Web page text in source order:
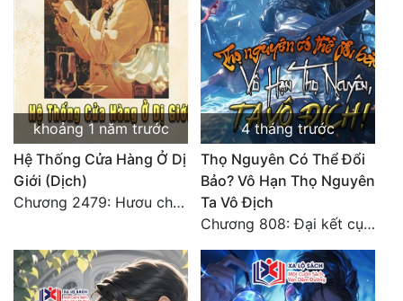
khoảng 1 năm trước
Hệ Thống Cửa Hàng Ở Dị
Giới (Dịch)
Chương 2479: Hươu chết về tay ai? (Đại kết cục) (3)
4 tháng trước
Thọ Nguyên Có Thể Đổi
Bảo? Vô Hạn Thọ Nguyên
Ta Vô Địch
Chương 808: Đại kết cục! ! ! ! ! !